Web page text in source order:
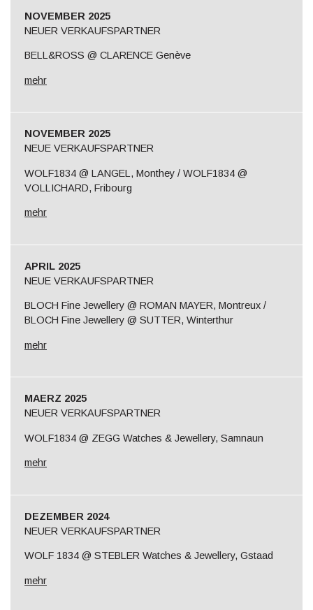
NOVEMBER 2025
NEUER VERKAUFSPARTNER
BELL&ROSS @ CLARENCE Genève
mehr
NOVEMBER 2025
NEUE VERKAUFSPARTNER
WOLF1834 @ LANGEL, Monthey / WOLF1834 @
VOLLICHARD, Fribourg
mehr
APRIL 2025
NEUE VERKAUFSPARTNER
BLOCH Fine Jewellery @ ROMAN MAYER, Montreux /
BLOCH Fine Jewellery @ SUTTER, Winterthur
mehr
MAERZ 2025
NEUER VERKAUFSPARTNER
WOLF1834 @ ZEGG Watches & Jewellery, Samnaun
mehr
DEZEMBER 2024
NEUER VERKAUFSPARTNER
WOLF 1834 @ STEBLER Watches & Jewellery, Gstaad
mehr